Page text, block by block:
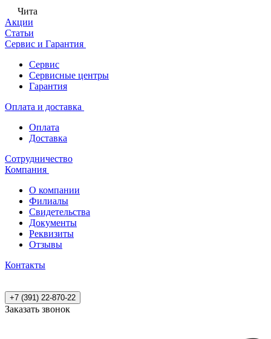
Чита
Акции
Статьи
Сервис и Гарантия
Сервис
Сервисные центры
Гарантия
Оплата и доставка
Оплата
Доставка
Сотрудничество
Компания
О компании
Филиалы
Свидетельства
Документы
Реквизиты
Отзывы
Контакты
+7 (391) 22-870-22
Заказать звонок